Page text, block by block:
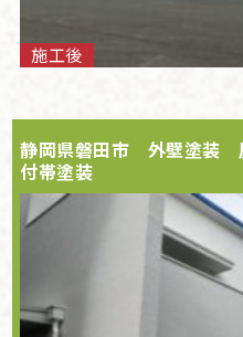
施工後
静岡県磐田市 外壁塗装
付帯塗装